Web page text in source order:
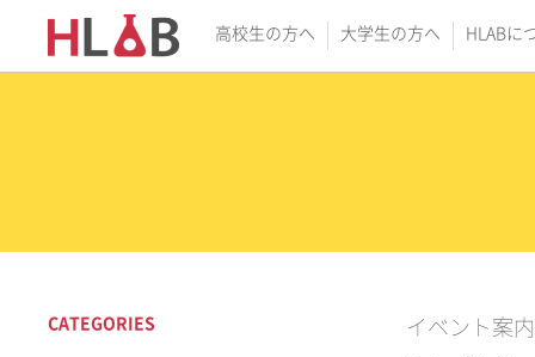
高校生の方へ 大学生の方へ HLABに
イベント案内
CATEGORIES